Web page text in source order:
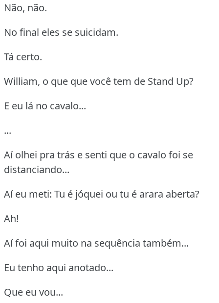
Não, não.
No final eles se suicidam.
Tá certo.
William, o que que você tem de Stand Up?
E eu lá no cavalo...
...
Aí olhei pra trás e senti que o cavalo foi se
distanciando...
Aí eu meti: Tu é jóquei ou tu é arara aberta?
Ah!
Aí foi aqui muito na sequência também...
Eu tenho aqui anotado...
Que eu vou...